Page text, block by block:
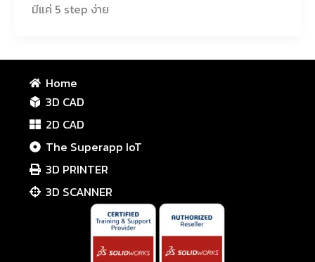
มีแค่ 5 step ง่าย
Home
3D CAD
2D CAD
The Superapp IoT
3D PRINTER
3D SCANNER